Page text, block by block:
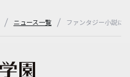
ニュース一覧 ファンタジー小説に